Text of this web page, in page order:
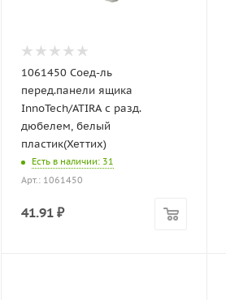
1061450 Соед-ль
перед.панели ящика
InnoTech/ATIRA с разд.
дюбелем, белый
пластик(Хеттих)
Есть в наличии: 31
Арт.: 1061450
41.91 ₽